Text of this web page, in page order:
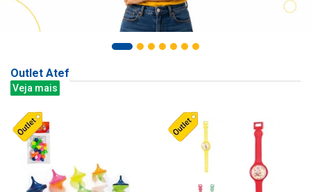
Outlet Atef
Veja mais